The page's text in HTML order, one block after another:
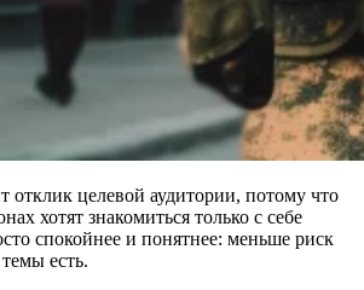
отклик целевой аудитории, потому что
хотят знакомиться только с себе
спокойнее и понятнее: меньше риск
есть.